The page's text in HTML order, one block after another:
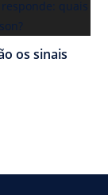
os sinais